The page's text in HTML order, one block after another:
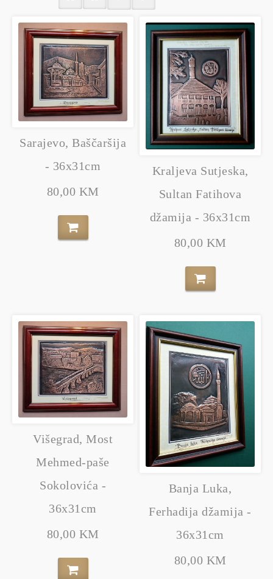
Sarajevo, Baščaršija
- 36x31cm
80,00 KM
Kraljeva Sutjeska,
Sultan Fatihova
džamija - 36x31cm
80,00 KM
Višegrad, Most
Mehmed-paše
Sokolovića -
36x31cm
80,00 KM
Banja Luka,
Ferhadija džamija -
36x31cm
80,00 KM